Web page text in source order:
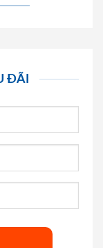
ĐÃI